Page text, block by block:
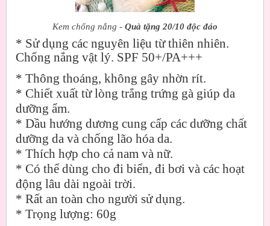
Kem chống nắng - Quà tặng 20/10 độc đáo
* Sử dụng các nguyên liệu từ thiên nhiên.
Chống nắng vật lý. SPF 50+/PA+++
* Thông thoáng, không gây nhờn rít.
* Chiết xuất từ lòng trắng trứng gà giúp da
dưỡng ẩm.
* Dầu hướng dương cung cấp các dưỡng chất
dưỡng da và chống lão hóa da.
* Thích hợp cho cả nam và nữ.
* Có thể dùng cho đi biển, đi bơi và các hoạt
động lâu dài ngoài trời.
* Rất an toàn cho người sử dụng.
* Trọng lượng: 60g